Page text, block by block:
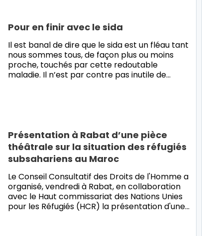
Pour en finir avec le sida
Il est banal de dire que le sida est un fléau tant
nous sommes tous, de façon plus ou moins
proche, touchés par cette redoutable
maladie. Il n’est par contre pas inutile de…
Présentation à Rabat d’une pièce
théâtrale sur la situation des réfugiés
subsahariens au Maroc
Le Conseil Consultatif des Droits de l'Homme a
organisé, vendredi à Rabat, en collaboration
avec le Haut commissariat des Nations Unies
pour les Réfugiés (HCR) la présentation d'une…